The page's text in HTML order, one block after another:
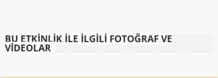
BU ETKINLIK ILE İLGILI FOTOĞRAF VE
VIDEOLAR